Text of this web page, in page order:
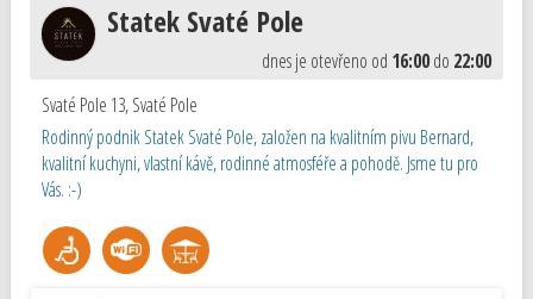
Statek Svaté Pole
dnes je otevřeno od 16:00do 22:00
Svaté Pole 13,Svaté Pole
Rodinný podnik Statek Svaté Pole, založen na kvalitním pivu Bernard,
kvalitní kuchyni, vlastní kávě, rodinné atmosféře a pohodě. Jsme tu pro
Vás. :-)